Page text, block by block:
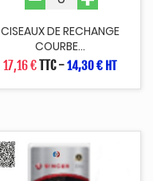
CISEAUX DE RECHANGE
COURBE...
17,16 €TTC-14,30 € HT